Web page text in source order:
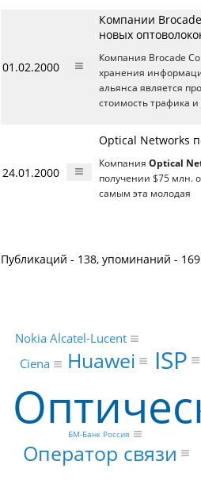
01.02.2000
Компании
новых
Компания Brocade
хранения
альянса является
стоимость трафика
24.01.2000
Optical Networks
Компания Optical
получении $75 млн.
самым эта молодая
Публикаций - 138, упоминаний - 169
ISP
Оператор связи
Huawei
Nokia Alcatel-Lucent
Ciena
БМ-Банк Россия